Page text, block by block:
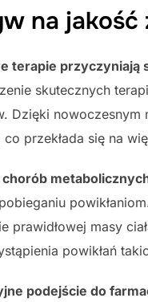
na jakość
terapie przyczyniają
skutecznych
Dzięki nowoczesnym
przekłada się na
prawidłowej masy
powikłań
podejście do